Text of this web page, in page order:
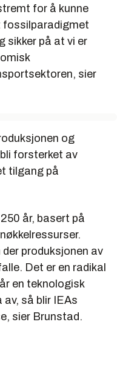
for å kunne
fossilparadigmet
sikker på at vi er
sier
og
forsterket av
tilgang på
år, basert på
produksjonen av
Det er en radikal
en teknologisk
så blir IEAs
sier Brunstad.